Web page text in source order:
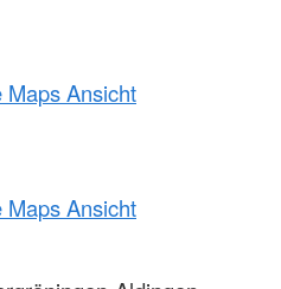
Maps Ansicht
Maps Ansicht